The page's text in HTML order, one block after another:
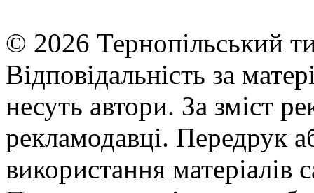
© 2026 Тернопільський
Відповідальність за
несуть автори. За зміст
рекламодавці. Передрук
використання матеріалів